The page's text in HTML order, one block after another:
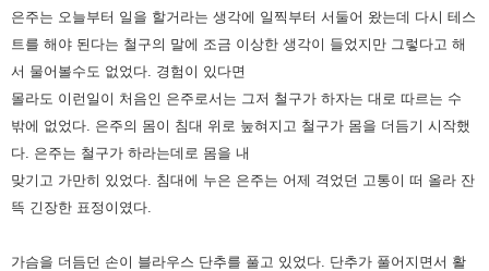
은주는 오늘부터 일을 할거라는 생각에 일찍부터 서둘어 왔는데 다시 테스
트를 해야 된다는 철구의 말에 조금 이상한 생각이 들었지만 그렇다고 해
서 물어볼수도 없었다. 경험이 있다면
몰라도 이런일이 처음인 은주로서는 그저 철구가 하자는 대로 따르는 수
밖에 없었다. 은주의 몸이 침대 위로 눞혀지고 철구가 몸을 더듬기 시작했
다. 은주는 철구가 하라는데로 몸을 내
맞기고 가만히 있었다. 침대에 누은 은주는 어제 격었던 고통이 떠 올라 잔
뜩 긴장한 표정이였다.
가슴을 더듬던 손이 블라우스 단추를 풀고 있었다. 단추가 풀어지면서 활